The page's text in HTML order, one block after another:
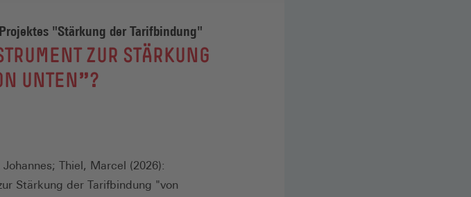
"Stärkung der Tarifbindung"
ZUR STÄRKUNG
UNTEN"?
Thiel, Marcel (2026):
Stärkung der Tarifbindung "von